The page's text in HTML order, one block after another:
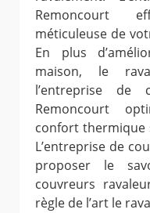
Remoncourt
méticuleuse de
En plus
maison, le
l’entreprise de
Remoncourt
confort thermique
L’entreprise de
proposer le
couvreurs
règle de l’art le